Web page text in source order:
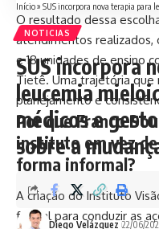
O resultado dessa
atendimentos realizados,
e 18 unidades de ensino
Tietê. Uma trajetória que
planejamento e
Por que Franco
instituto em vez
forma informal?
A criação do Instituto
formal para conduzir as
Início» SUS incorpora nova terapia para leucemia
NOTICIAS
SUS incorpora
leucemia
médicos e
sobre a
Diego Velázquez 22/06/